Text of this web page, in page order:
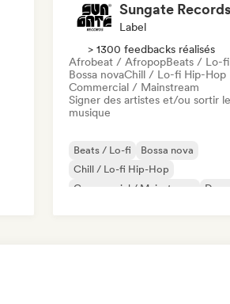
Sungate Records
Label
> 1300 feedbacks réalisés
Afrobeat / AfropopBeats / Lo-fi
Bossa novaChill / Lo-fi Hip-Hop
Commercial / Mainstream
Signer des artistes et/ou sortir
musique
Beats / Lo-fi
Bossa nova
Chill / Lo-fi Hip-Hop
Commercial / Mainstream